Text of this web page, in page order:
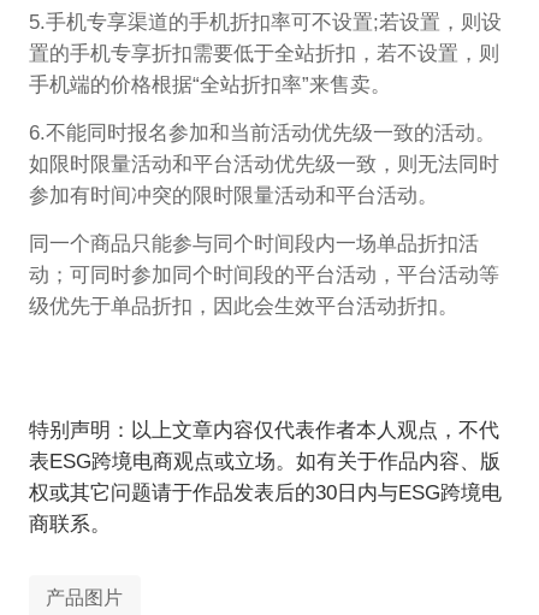
5.手机专享渠道的手机折扣率可不设置;若设置，则设
置的手机专享折扣需要低于全站折扣，若不设置，则
手机端的价格根据“全站折扣率”来售卖。
6.不能同时报名参加和当前活动优先级一致的活动。
如限时限量活动和平台活动优先级一致，则无法同时
参加有时间冲突的限时限量活动和平台活动。
同一个商品只能参与同个时间段内一场单品折扣活
动；可同时参加同个时间段的平台活动，平台活动等
级优先于单品折扣，因此会生效平台活动折扣。
特别声明：以上文章内容仅代表作者本人观点，不代
表ESG跨境电商观点或立场。如有关于作品内容、版
权或其它问题请于作品发表后的30日内与ESG跨境电
商联系。
产品图片